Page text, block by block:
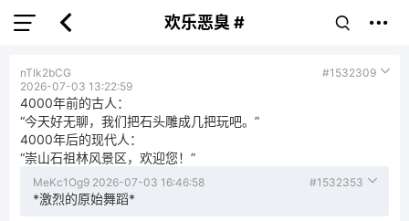
欢乐恶臭 #
nTlk2bCG
#1532309
2026-07-03 13:22:59
4000年前的古人：
“今天好无聊，我们把石头雕成几把玩吧。”
4000年后的现代人：
“崇山石祖林风景区，欢迎您！”
MeKc1Og9 2026-07-03 16:46:58 #1532353
*激烈的原始舞蹈*